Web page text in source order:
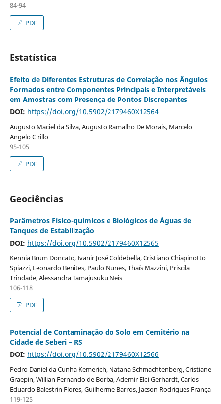
84-94
PDF
Estatística
Efeito de Diferentes Estruturas de Correlação nos Ângulos
Formados entre Componentes Principais e Interpretáveis
em Amostras com Presença de Pontos Discrepantes
DOI: https://doi.org/10.5902/2179460X12564
Augusto Maciel da Silva, Augusto Ramalho De Morais, Marcelo
Angelo Cirillo
95-105
PDF
Geociências
Parâmetros Físico-químicos e Biológicos de Águas de
Tanques de Estabilização
DOI: https://doi.org/10.5902/2179460X12565
Kennia Brum Doncato, Ivanir José Coldebella, Cristiano Chiapinotto
Spiazzi, Leonardo Benites, Paulo Nunes, Thaís Mazzini, Priscila
Trindade, Alessandra Tamajusuku Neis
106-118
PDF
Potencial de Contaminação do Solo em Cemitério na
Cidade de Seberi – RS
DOI: https://doi.org/10.5902/2179460X12566
Pedro Daniel da Cunha Kemerich, Natana Schmachtenberg, Cristiane
Graepin, Willian Fernando de Borba, Ademir Eloi Gerhardt, Carlos
Eduardo Balestrin Flores, Guilherme Barros, Jacson Rodrigues França
119-125